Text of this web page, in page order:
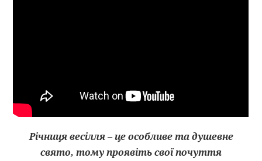
Річниця весілля – це особливе та душевне
свято, тому проявіть свої почуття